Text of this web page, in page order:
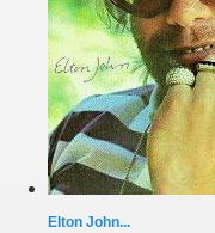
Elton John...